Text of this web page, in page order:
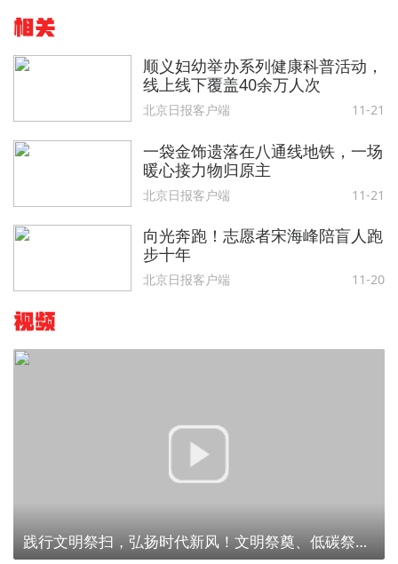
相关
顺义妇幼举办系列健康科普活动，
线上线下覆盖40余万人次
北京日报客户端 11-21
一袋金饰遗落在八通线地铁，一场
暖心接力物归原主
北京日报客户端 11-21
向光奔跑！志愿者宋海峰陪盲人跑
步十年
北京日报客户端 11-20
视频
践行文明祭扫，弘扬时代新风！文明祭奠、低碳祭扫，为建设美丽北京贡献力量！